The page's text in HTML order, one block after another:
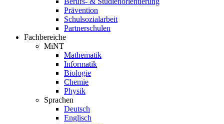
Prävention
Schulsozialarbeit
Partnerschulen
Fachbereiche
MiNT
Mathematik
Informatik
Biologie
Chemie
Physik
Sprachen
Deutsch
Englisch